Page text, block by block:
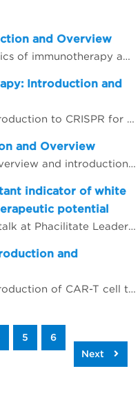
and Overview
Discussion around the basics of immunotherapy and related agents and techniques that are commonly used
Introduction and
Featured video on the introduction to CRISPR for immunotherapy
and Overview
Watch this viral vectors overview and introduction video
indicator of white
potential
Rich Jones, Ph.D., gave a talk at Phacilitate Leaders Summit and World Stem Cell Summit titled "Cell volume is an important indicator of white blood cell health and therapeutic potential". Dr. Jones compares 3 technologies for determining cell volume, flow cytometry, cell imaging, and the Coulter method.
and
Featured video on the introduction of CAR-T cell therapy as related to immunotherapy
5 6
Next